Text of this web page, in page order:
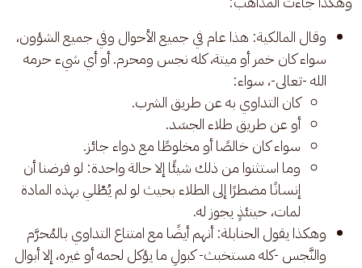
وقال المالكية: هذا عام في جميع الأحوال وفي جميع الشؤون،
سواء كان خمر أو ميتة، كله نجس ومحرم. أو أي شيء حرمه
الله -تعالى-، سواء:
كان التداوي به عن طريق الشرب.
أو عن طريق طلاء الجسَد.
سواء كان خالصًا أو مخلوطًا مع دواء جائز.
وما استثنوا من ذلك شيئًا إلا حالة واحدة: لو فرضنا أن
إنسانًا مضطرًا إلى الطلاء بحيث لو لم يُطْلي بهذه المادة
لمات، حينئذٍ يجوز له.
وهكذا يقول الحنابلة: أنهم أيضًا مع امتناع التداوي بالمُحرَّم
والنَّجس -كله مستخبث- كبولِ ما يؤكل لحمه أو غيره، إلا أبوال